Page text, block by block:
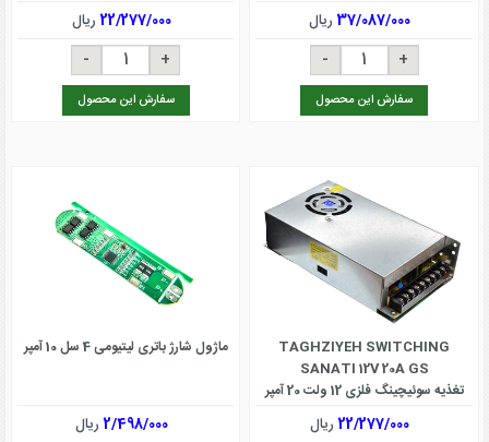
37/087/000ریال
سفارش این محصول
22/277/000ریال
سفارش این محصول
TAGHZIYEH SWITCHING
SANATI 12V 20A GS
تغذیه سوئیچینگ فلزی 12 ولت 20 آمپر
22/277/000ریال
ماژول شارژ باتری لیتیومی 4 سل 10 آمپر
2/498/000ریال